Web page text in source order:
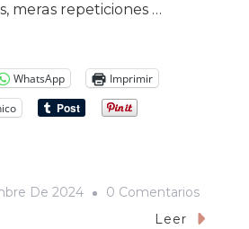
meras repeticiones …
WhatsApp
Imprimir
De 2024 0 ComentariosEn
Mejor
Leer